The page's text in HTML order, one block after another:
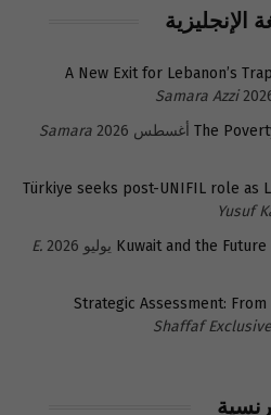
الإنجليزية
A New Exit for Lebanon’s
Samara Azzi
The
Samara
Türkiye seeks post-UNIFIL role as
Yusuf
Kuwait and the
E.
Strategic Assessment:
Shaffaf Exclusive